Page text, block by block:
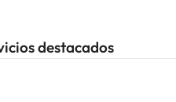
destacados